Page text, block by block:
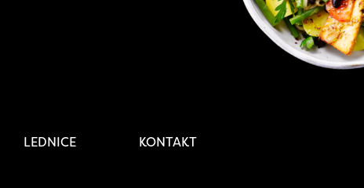
LEDNICE KONTAKT